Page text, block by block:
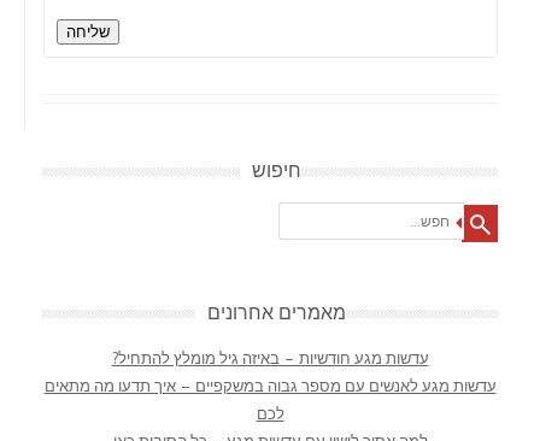
שליחה
חיפוש
מאמרים אחרונים
עדשות מגע חודשיות – באיזה גיל מומלץ להתחיל?
עדשות מגע לאנשים עם מספר גבוה במשקפיים – איך תדעו מה מתאים
לכם